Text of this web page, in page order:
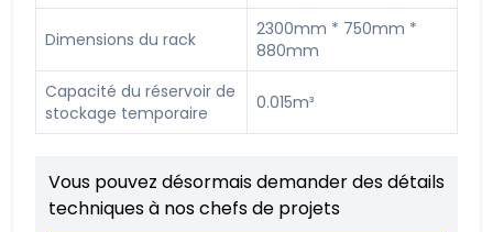
Dimensions du rack
2300mm * 750mm *
880mm
Capacité du réservoir de
stockage temporaire
0.015m³
Vous pouvez désormais demander des détails
techniques à nos chefs de projets